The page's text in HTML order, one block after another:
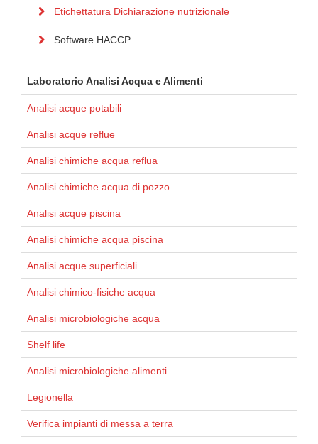
Etichettatura Dichiarazione nutrizionale
Software HACCP
Laboratorio Analisi Acqua e Alimenti
Analisi acque potabili
Analisi acque reflue
Analisi chimiche acqua reflua
Analisi chimiche acqua di pozzo
Analisi acque piscina
Analisi chimiche acqua piscina
Analisi acque superficiali
Analisi chimico-fisiche acqua
Analisi microbiologiche acqua
Shelf life
Analisi microbiologiche alimenti
Legionella
Verifica impianti di messa a terra